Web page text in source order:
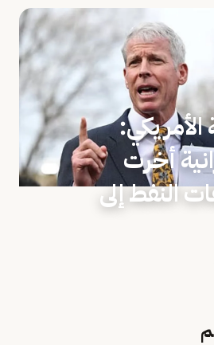
الأمريكي:
أخرت
النفط إلى